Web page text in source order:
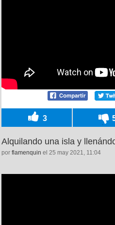
3
Alquilando una isla y
por flamenquin el 25 may 2021, 11:04